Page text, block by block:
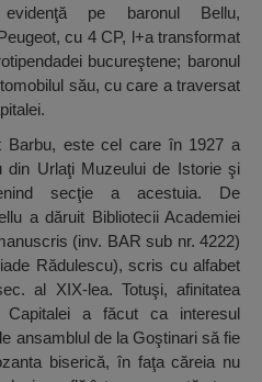
pe baronul Bellu,
cu 4 CP, l+a transformat
bucureştene; baronul
său, cu care a traversat
Barbu, este cel care în 1927 a
din Urlaţi Muzeului de Istorie şi
secţie a acestuia. De
a dăruit Bibliotecii Academiei
(inv. BAR sub nr. 4222)
Rădulescu), scris cu alfabet
al XIX-lea. Totuşi, afinitatea
a făcut ca interesul
ansamblul de la Goştinari să fie
biserică, în faţa căreia nu